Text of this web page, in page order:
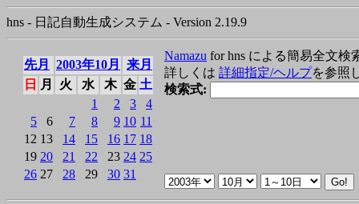
hns - 日記自動生成システム - Version 2.19.9
先月 2003年10月
来月
日
月 火 水 木 金 土
1
2 3
4
5
6 7 8 9 10 11
12 13 14 15 16 17 18
19 20 21 22 23 24 25
26 27 28 29 30 31
Namazu for hns による簡易全文検
詳しくは 詳細指定/ヘルプを参照
検索式: